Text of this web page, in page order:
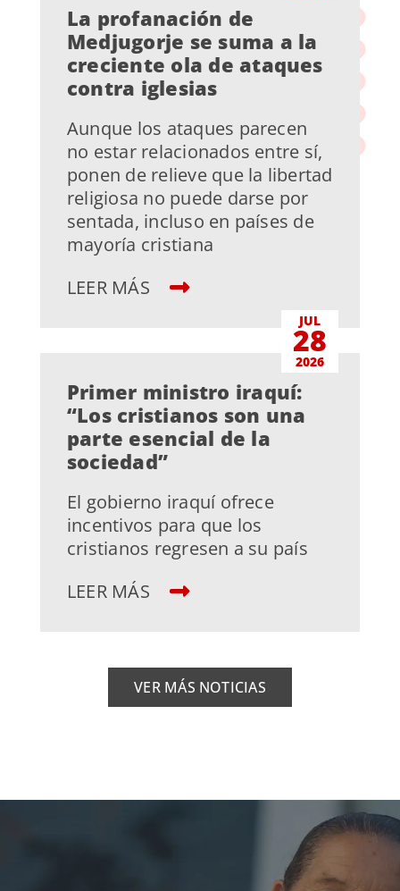
La profanación de
Medjugorje se suma a la
creciente ola de ataques
contra iglesias
Aunque los ataques parecen
no estar relacionados entre sí,
ponen de relieve que la libertad
religiosa no puede darse por
sentada, incluso en países de
mayoría cristiana
LEER MÁS
JUL
28
2026
Primer ministro iraquí:
“Los cristianos son una
parte esencial de la
sociedad”
El gobierno iraquí ofrece
incentivos para que los
cristianos regresen a su país
LEER MÁS
VER MÁS NOTICIAS